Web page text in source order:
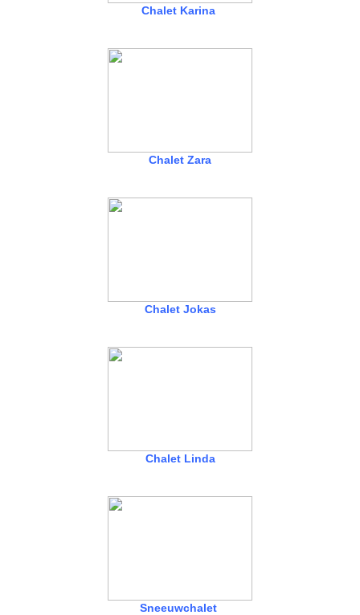
Chalet Karina
Chalet Zara
Chalet Jokas
Chalet Linda
Sneeuwchalet